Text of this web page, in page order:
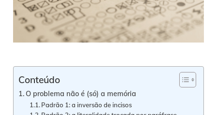
Conteúdo
O problema não é (só) a memória
Padrão 1: a inversão de incisos